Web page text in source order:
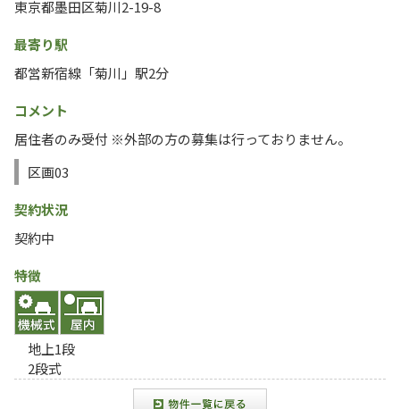
東京都墨田区菊川2-19-8
最寄り駅
都営新宿線「菊川」駅2分
コメント
居住者のみ受付 ※外部の方の募集は行っておりません。
区画03
契約状況
契約中
特徴
地上1段
2段式